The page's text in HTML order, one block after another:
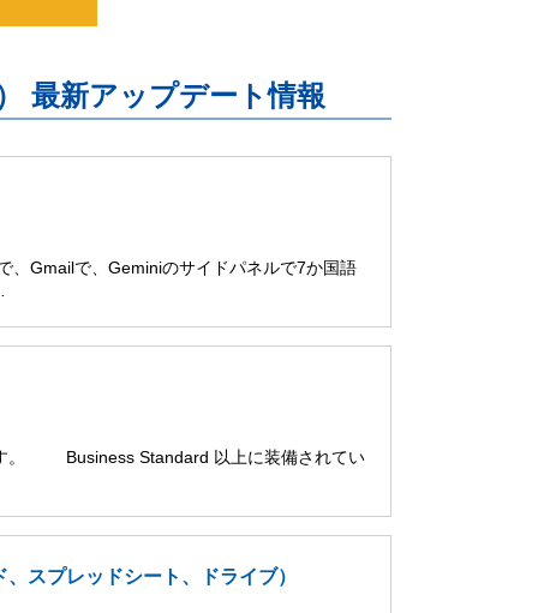
最新アップデート情報
、Gmailで、Geminiのサイドパネルで7か国語
。 Business Standard 以上に装備されてい
プレッドシート、ドライブ）